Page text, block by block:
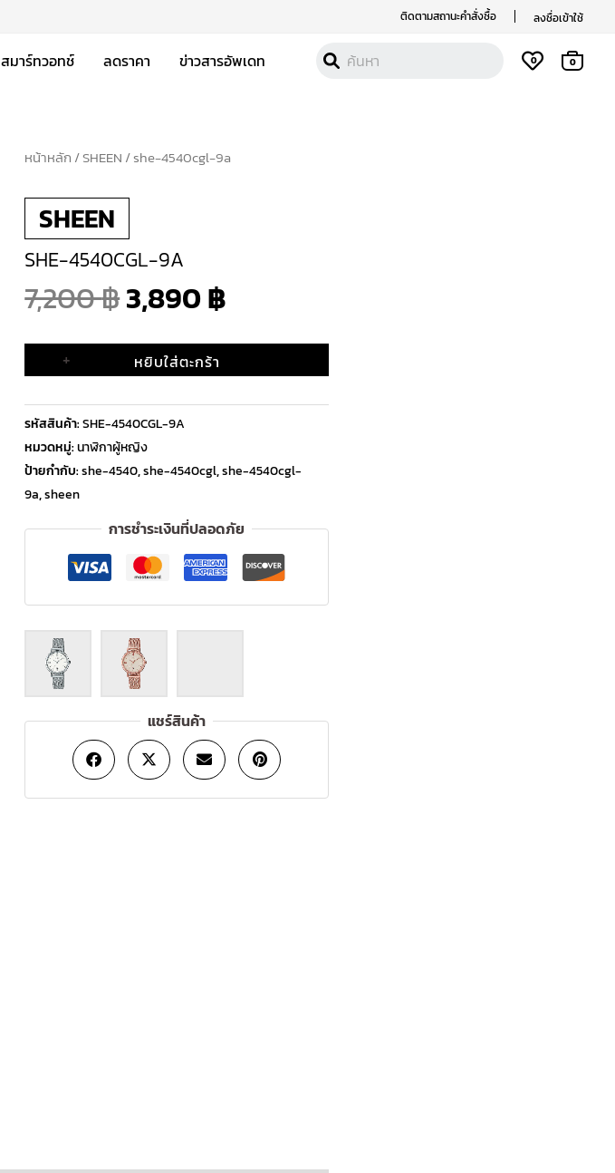
ติดตามสถานะคำสั่งซื้อ ลงชื่อเข้าใช้
สมาร์ทวอทช์ ลดราคา ข่าวสารอัพเดท 0 0
หน้าหลัก /SHEEN / she-4540cgl-9a
SHEEN
SHE-4540CGL-9A
7,200฿
Original
was:
7,200 ฿.
3,890฿
Current
3,890 ฿.
จำนวน
4540cgl-
9a
ชิ้น
+ หยิบใส่ตะกร้า
รหัสสินค้า:SHE-4540CGL-9A
หมวดหมู่:นาฬิกาผู้หญิง
ป้ายกำกับ:she-4540,she-4540cgl,she-4540cgl-
9a,sheen
การชำระเงินที่ปลอดภัย
แชร์สินค้า